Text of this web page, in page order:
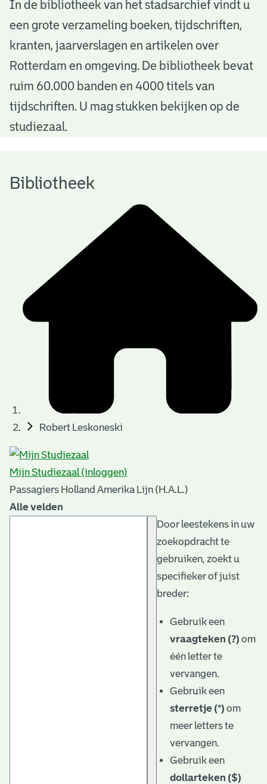
B
b
o
h
In de bibliotheek van het stadsarchief vindt u
een grote verzameling boeken, tijdschriften,
kranten, jaarverslagen en artikelen over
Rotterdam en omgeving. De bibliotheek bevat
ruim 60.000 banden en 4000 titels van
tijdschriften. U mag stukken bekijken op de
studiezaal.
Bibliotheek
Robert Leskoneski
Mijn Studiezaal (inloggen)
Passagiers Holland Amerika Lijn (H.A.L.)
Alle velden
Door leestekens in uw
zoekopdracht te
gebruiken, zoekt u
specifieker of juist
breder:
Gebruik een
vraagteken (?) om
één letter te
vervangen.
Gebruik een
sterretje (*) om
meer letters te
vervangen.
Gebruik een
dollarteken ($)